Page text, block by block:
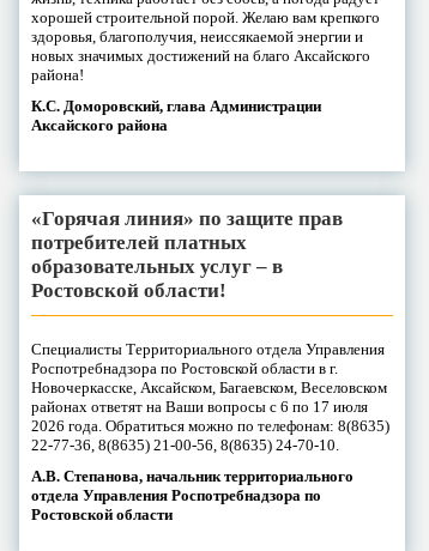
хорошей строительной порой. Желаю вам крепкого
здоровья, благополучия, неиссякаемой энергии и
новых значимых достижений на благо Аксайского
района!
К.С. Доморовский, глава Администрации
Аксайского района
«Горячая линия» по защите прав
потребителей платных
образовательных услуг – в
Ростовской области!
Специалисты Территориального отдела Управления
Роспотребнадзора по Ростовской области в г.
Новочеркасске, Аксайском, Багаевском, Веселовском
районах ответят на Ваши вопросы с 6 по 17 июля
2026 года. Обратиться можно по телефонам: 8(8635)
22-77-36, 8(8635) 21-00-56, 8(8635) 24-70-10.
А.В. Степанова, начальник территориального
отдела Управления Роспотребнадзора по
Ростовской области